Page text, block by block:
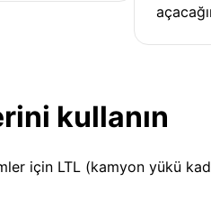
kullanın
için LTL (kamyon yükü